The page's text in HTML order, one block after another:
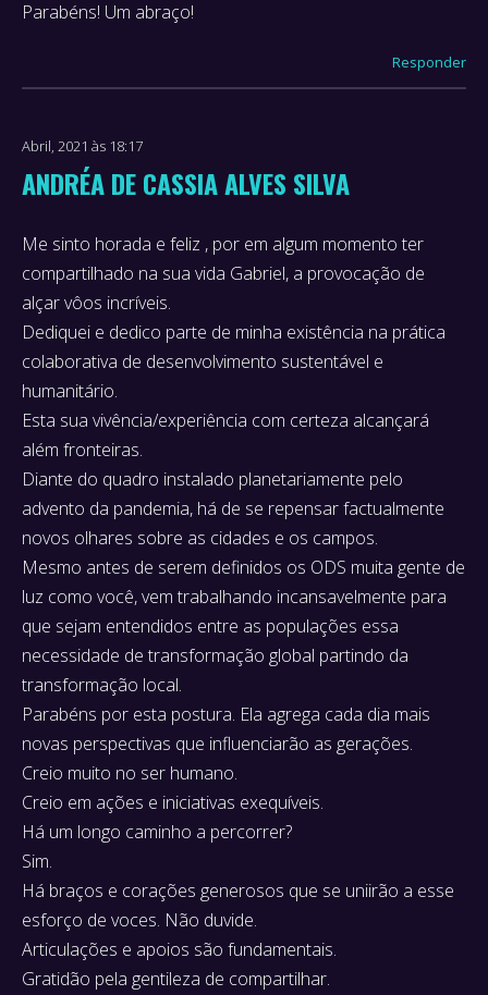
Parabéns! Um abraço!
Responder
ANDRÉA DE CASSIA ALVES SILVA
says:
Abril, 2021 às 18:17
Me sinto horada e feliz , por em algum momento ter
compartilhado na sua vida Gabriel, a provocação de
alçar vôos incríveis.
Dediquei e dedico parte de minha existência na prática
colaborativa de desenvolvimento sustentável e
humanitário.
Esta sua vivência/experiência com certeza alcançará
além fronteiras.
Diante do quadro instalado planetariamente pelo
advento da pandemia, há de se repensar factualmente
novos olhares sobre as cidades e os campos.
Mesmo antes de serem definidos os ODS muita gente de
luz como você, vem trabalhando incansavelmente para
que sejam entendidos entre as populações essa
necessidade de transformação global partindo da
transformação local.
Parabéns por esta postura. Ela agrega cada dia mais
novas perspectivas que influenciarão as gerações.
Creio muito no ser humano.
Creio em ações e iniciativas exequíveis.
Há um longo caminho a percorrer?
Sim.
Há braços e corações generosos que se uniirão a esse
esforço de voces. Não duvide.
Articulações e apoios são fundamentais.
Gratidão pela gentileza de compartilhar.